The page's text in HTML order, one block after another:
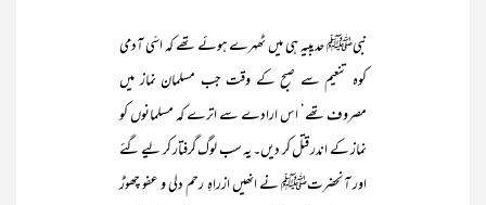
نبیﷺ حدیبیہ ہی میں ٹھہرے ہوئے تھے کہ اسّی آدمی
کوہ تنعیم سے صبح کے وقت جب مسلمان نماز میں
مصروف تھے‘ اس ارادے سے اترے کہ مسلمانوں کو
نماز کے اندر قتل کر دیں۔ یہ سب لوگ گرفتار کر لیے گئے
اور آنحضرتﷺ نے انھیں ازراہِ رحم دلی و عفو چھوڑ